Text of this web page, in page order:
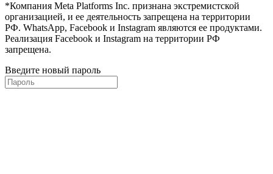
*Компания Meta Platforms Inc. признана экстремистской
организацией, и ее деятельность запрещена на территории
РФ. WhatsApp, Facebook и Instagram являются ее продуктами.
Реализация Facebook и Instagram на территории РФ
запрещена.
Введите новый пароль